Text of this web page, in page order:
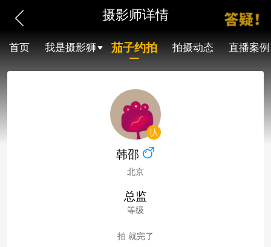
摄影师详情
首页 我是摄影狮 茄子约拍 拍摄动态 直播案例
韩邵
北京
总监
等级
拍 就完了